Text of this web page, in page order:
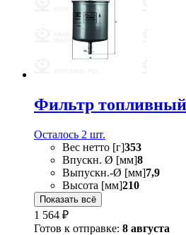
Фильтр
Осталось 2 шт.
Вес нетто [г]353
Впускн. Ø [мм]8
Выпускн.-Ø [мм]7,9
Высота [мм]210
Показать всё
1 564 ₽
Готов к отправке: 8 августа